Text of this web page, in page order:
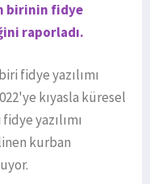
birinin fidye
raporladı.
fidye yazılımı
kıyasla küresel
yazılımı
kurban